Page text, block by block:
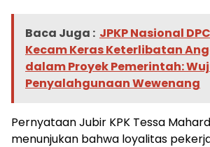
Baca Juga : JPKP Nasional
Kecam Keras Keterlibatan
dalam Proyek Pemerintah:
Penyalahgunaan Wewenang
Pernyataan Jubir KPK Tessa
menunjukan bahwa loyalitas pekerja